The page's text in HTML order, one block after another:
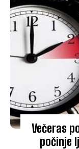
Večeras
počinje